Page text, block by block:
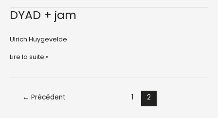
DYAD + jam
Ulrich Huygevelde
DYAD
Lire la suite »
← Précédent 1 2